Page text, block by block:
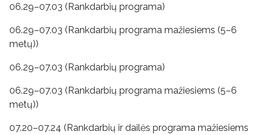
06.29–07.03 (Rankdarbių programa)
06.29–07.03 (Rankdarbių programa mažiesiems (5–6
metų))
06.29–07.03 (Rankdarbių programa)
06.29–07.03 (Rankdarbių programa mažiesiems (5–6
metų))
07.20–07.24 (Rankdarbių ir dailės programa mažiesiems